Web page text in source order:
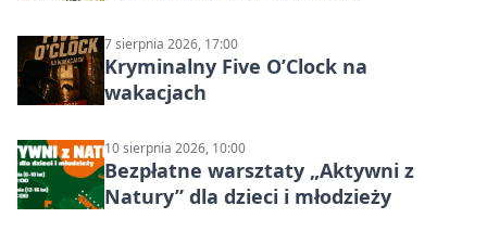
7 sierpnia 2026, 17:00
Kryminalny Five O’Clock na
wakacjach
10 sierpnia 2026, 10:00
Bezpłatne warsztaty „Aktywni z
Natury” dla dzieci i młodzieży